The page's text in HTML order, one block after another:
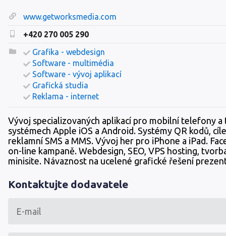
www.getworksmedia.com
+420 270 005 290
Grafika - webdesign
Software - multimédia
Software - vývoj aplikací
Grafická studia
Reklama - internet
Vývoj specializovaných aplikací pro mobilní telefony a
systémech Apple iOS a Android. Systémy QR kodů,
reklamní SMS a MMS. Vývoj her pro iPhone a iPad.
on-line kampaně. Webdesign, SEO, VPS hosting,
minisite. Návaznost na ucelené grafické řešení
Kontaktujte dodavatele